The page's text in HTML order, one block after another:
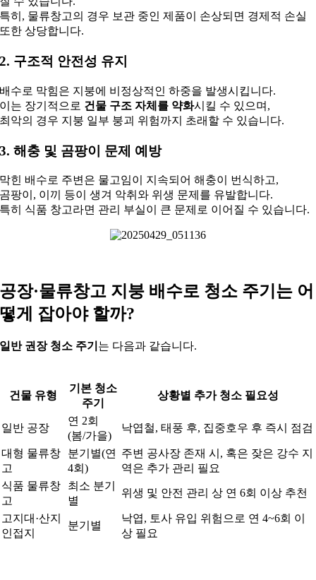
특히, 물류창고의 경우 보관 중인 제품이 손상되면 경제적 손실
또한 상당합니다.
2. 구조적 안전성 유지
배수로 막힘은 지붕에 비정상적인 하중을 발생시킵니다.
이는 장기적으로 건물 구조 자체를 약화시킬 수 있으며,
최악의 경우 지붕 일부 붕괴 위험까지 초래할 수 있습니다.
3. 해충 및 곰팡이 문제 예방
막힌 배수로 주변은 물고임이 지속되어 해충이 번식하고,
곰팡이, 이끼 등이 생겨 악취와 위생 문제를 유발합니다.
특히 식품 창고라면 관리 부실이 큰 문제로 이어질 수 있습니다.
공장·물류창고 지붕 배수로 청소 주기는 어
떻게 잡아야 할까?
일반 권장 청소 주기 는 다음과 같습니다.
건물 유형
기본 청소
주기
상황별 추가 청소 필요성
일반 공장
연 2회
(봄/가을)
낙엽철, 태풍 후, 집중호우 후 즉시 점검
대형 물류창
고
분기별(연
4회)
주변 공사장 존재 시, 혹은 잦은 강수 지
역은 추가 관리 필요
식품 물류창
고
최소 분기
별
위생 및 안전 관리 상 연 6회 이상 추천
고지대·산지
인접지
분기별
낙엽, 토사 유입 위험으로 연 4~6회 이
상 필요